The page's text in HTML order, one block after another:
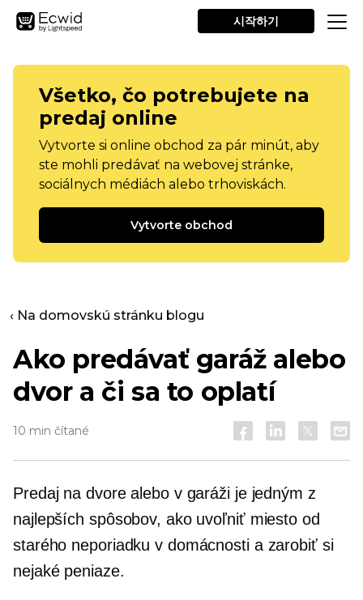
시작하기
Všetko, čo potrebujete na
predaj online
Vytvorte si online obchod za pár minút, aby
ste mohli predávať na webovej stránke,
sociálnych médiách alebo trhoviskách.
Vytvorte obchod
‹ Na domovskú stránku blogu
Ako predávať garáž alebo
dvor a či sa to oplatí
10 min čítané
Predaj na dvore alebo v garáži je jedným z
najlepších spôsobov, ako uvoľniť miesto od
starého neporiadku v domácnosti a zarobiť si
nejaké peniaze.